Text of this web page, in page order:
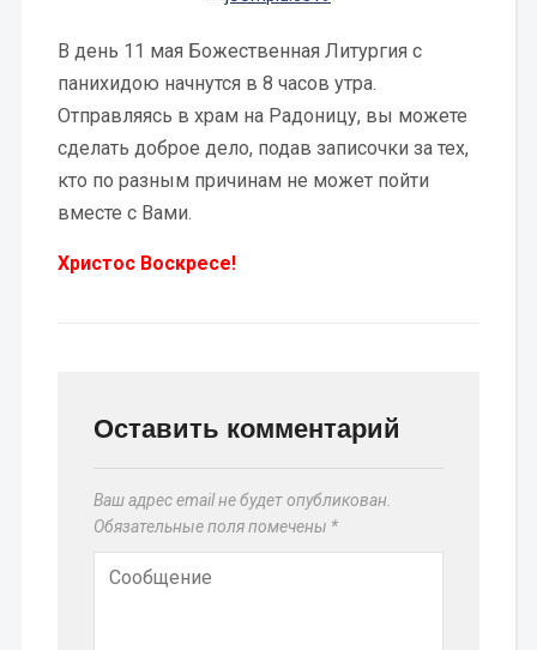
В день 11 мая Божественная Литургия с
панихидою начнутся в 8 часов утра.
Отправляясь в храм на Радоницу, вы можете
сделать доброе дело, подав записочки за тех,
кто по разным причинам не может пойти
вместе с Вами.
Христос Воскресе!
Оставить комментарий
Ваш адрес email не будет опубликован.
Обязательные поля помечены *